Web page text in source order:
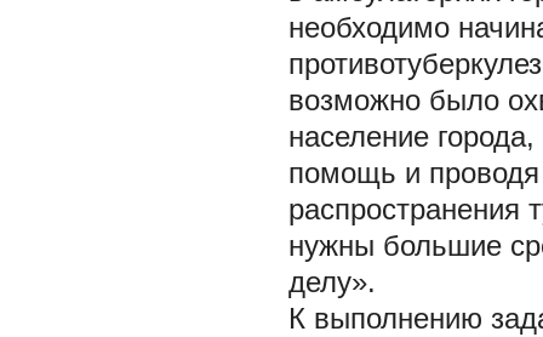
необходимо
возможно было
население
помощь и проводя
распространения
нужны большие
делу».
К выполнению